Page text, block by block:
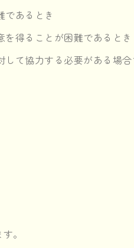
あるとき
得ることが困難であるとき
て協力する必要がある場
。